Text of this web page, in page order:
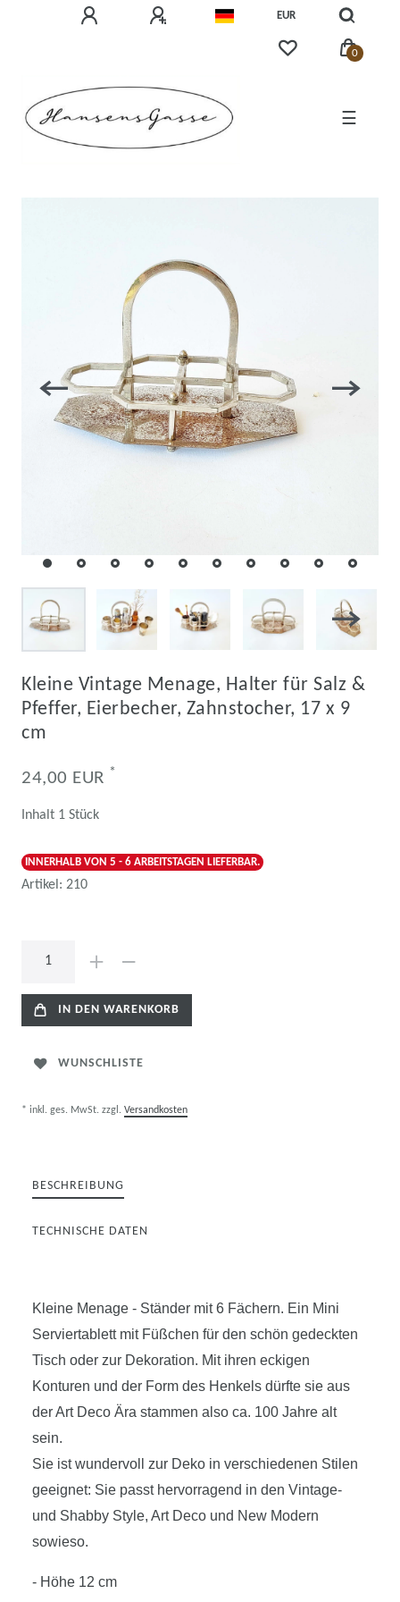
EUR
0
☰
Kleine Vintage Menage, Halter für Salz &
Pfeffer, Eierbecher, Zahnstocher, 17 x 9
cm
24,00 EUR *
Inhalt 1 Stück
INNERHALB VON 5 - 6 ARBEITSTAGEN LIEFERBAR.
Artikel: 210
IN DEN WARENKORB
WUNSCHLISTE
* inkl. ges. MwSt. zzgl. Versandkosten
BESCHREIBUNG
TECHNISCHE DATEN
Kleine Menage - Ständer mit 6 Fächern. Ein Mini
Serviertablett mit Füßchen für den schön gedeckten
Tisch oder zur Dekoration. Mit ihren eckigen
Konturen und der Form des Henkels dürfte sie aus
der Art Deco Ära stammen also ca. 100 Jahre alt
sein.
Sie ist wundervoll zur Deko in verschiedenen Stilen
geeignet: Sie passt hervorragend in den Vintage-
und Shabby Style, Art Deco und New Modern
sowieso.
- Höhe 12 cm